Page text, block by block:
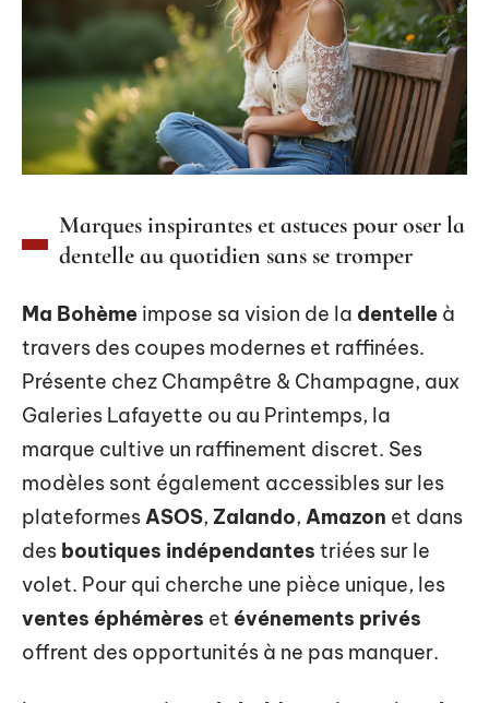
Marques inspirantes et astuces pour oser la
dentelle au quotidien sans se tromper
Ma Bohème impose sa vision de la dentelle à
travers des coupes modernes et raffinées.
Présente chez Champêtre & Champagne, aux
Galeries Lafayette ou au Printemps, la
marque cultive un raffinement discret. Ses
modèles sont également accessibles sur les
plateformes ASOS, Zalando, Amazon et dans
des boutiques indépendantes triées sur le
volet. Pour qui cherche une pièce unique, les
ventes éphémères et événements privés
offrent des opportunités à ne pas manquer.